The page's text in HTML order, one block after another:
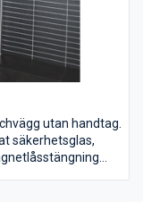
utan handtag.
säkerhetsglas,